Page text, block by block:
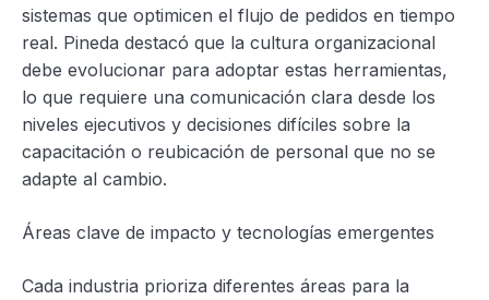
sistemas que optimicen el flujo de pedidos en tiempo
real. Pineda destacó que la cultura organizacional
debe evolucionar para adoptar estas herramientas,
lo que requiere una comunicación clara desde los
niveles ejecutivos y decisiones difíciles sobre la
capacitación o reubicación de personal que no se
adapte al cambio.
Áreas clave de impacto y tecnologías emergentes
Cada industria prioriza diferentes áreas para la